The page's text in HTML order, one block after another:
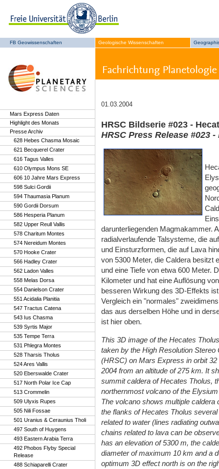
FB Geowissenschaften Geologische Wissenschaften
Mars Express Daten
Highlight des Monats
Presse Archiv
628 Hebes Chasma Mosaic
621 Becquerel Crater
616 Tagus Valles
610 Olympus Mons SE
606 10 Jahre Mars Express
598 Sulci Gordii
594 Thaumasia Planum
590 Gordii Dorsum
586 Hesperia Planum
582 Upper Reull Vallis
578 Charitum Montes
574 Nereidum Montes
570 Hooke Crater
566 Hadley Crater
562 Ladon Valles
558 Melas Dorsa
554 Danielson Crater
551 Acidalia Planitia
547 Tractus Catena
543 Ius Chasma
539 Syrtis Major
535 Tempe Terra
531 Phlegra Montes
528 Tharsis Tholus
524 Ares Vallis
520 Eberswalde Crater
517 North Polar Ice Cap
513 Crommelin
509 Ulyxis Rupes
505 Nili Fossae
501 Uranius & Ceraunius Tholi
497 South of Huygens
493 Eastern Arabia Terra
492 Phobos Flyby Special
Release
488 Schiaparelli Crater
01.03.2004
HRSC Bildserie #023 -
HRSC Press Release #023
darunterliegenden Magmakammer.
radialverlaufende Talsysteme, die
und Einsturzformen, die auf Lava
von 5300 Meter, die Caldera besitzt
und eine Tiefe von etwa 600 Meter.
Kilometer und hat eine Auflösung
besseren Wirkung des 3D-Effekts
Vergleich ein "normales"
das aus derselben Höhe und in
ist hier oben.
This 3D image of the Hecates
taken by the High Resolution Stereo
(HRSC) on Mars Express in orbit 32
2004 from an altitude of 275 km. It
summit caldera of Hecates Tholus,
northernmost volcano of the
The volcano shows multiple caldera
the flanks of Hecates Tholus
related to water (lines radiating
chains related to lava can be
has an elevation of 5300 m, the
diameter of maximum 10 km and a
optimum 3D effect north is on the